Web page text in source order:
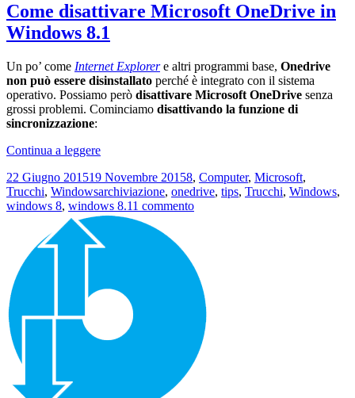
Come disattivare Microsoft OneDrive in
Windows 8.1
Un po’ come Internet Explorere altri programmi base, Onedrive
non può essere disinstallato perché è integrato con il sistema
operativo. Possiamo però disattivare Microsoft OneDrive senza
grossi problemi. Cominciamo disattivando la funzione di
sincronizzazione:
Continua a leggereCome
Microsoft
OneDrive
in
Windows
Scritto
il
22 Giugno 201519 Novembre 2015Categorie
8, Computer, Microsoft,
Trucchi, WindowsTag
archiviazione, onedrive, tips, Trucchi, Windows,
windows 8, windows 8.11 commentosu
in
Windows
8.1